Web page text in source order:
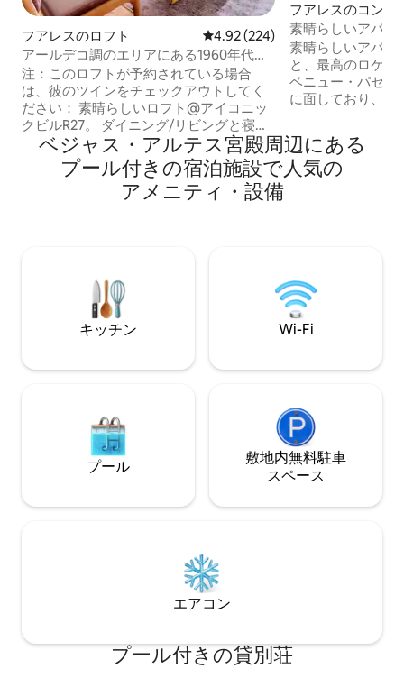
フアレスのロフト レビュー224件、5つ星中4.92つ
4.92 (224)
アールデコ調のエリアにある1960年代風
ロフト
注：このロフトが予約されている場合
は、彼のツインをチェックアウトしてく
ださい： 素晴らしいロフト@アイコニッ
クビルR27。 ダイニング/リビングと寝室
の2つのスペースに分かれた素敵なロフ
ト。 便利なキッチン、1.5バスルーム、
広々としたウォークインクローゼットが
ませるクイーンサイズマットレスはリク
エストに応じて利用可能）で快適に2名様
がご宿泊いただけます。 アルベルト・カ
ラックのデザイン、屋内と屋外の庭をお
ションでメキシコシティを最大限にお楽
ら数ブロック、市内で最もおしゃれで伝
統的なエリアから数分です。 月額のゲス
トは、2台分の駐車スペースと倉庫を利用
できます。 私たちは市内に住んでおり、
表、おすすめ、予約、運転手の有無にか
ティでの体験を最大限に楽しんでいただ
くために、お手伝いさせていただきま
伝統的なエリアのひとつで、17世紀から
ばに名前と新しいアイデンティティを得
て、30年代に象徴的なデコ建築が追加さ
フアレスのコンド
素晴らしいアパー
部屋、素晴らしい
素晴らしいアパー
と、最高のロケー
ベニュー・パセオ
に面しており、建
の象徴的な建物の
念碑の美しい景色
のバスルーム、3
ベジャス・アルテス宮殿周⁠辺⁠にあ⁠る
プ⁠ー⁠ル⁠付⁠き⁠の宿⁠泊⁠施⁠設⁠で人⁠気⁠の
ア⁠メ⁠ニ⁠テ⁠ィ・設⁠備
キッチン Wi-Fi
プール
敷地内無料駐⁠車
ス⁠ペ⁠ー⁠ス
エアコン
プール付きの貸別荘